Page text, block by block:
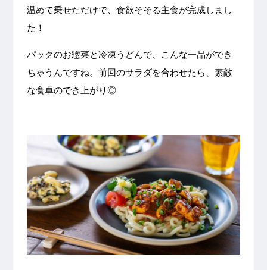
温めて乗せただけで、食欲そそる主食が完成しまし
た！
パックのお惣菜と冷凍うどんで、こんな一品ができ
ちゃうんですね。前回のサラダを合わせたら、素敵
な食卓のでき上がり◎